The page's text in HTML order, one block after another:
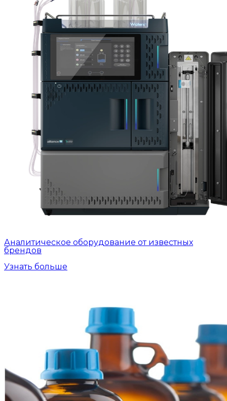
Аналитическое оборудование от известных
брендов
Узнать больше